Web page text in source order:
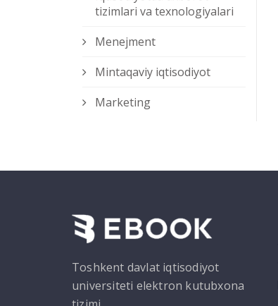
tizimlari va texnologiyalari
Menejment
Mintaqaviy iqtisodiyot
Marketing
Toshkent davlat iqtisodiyot
universiteti elektron kutubxona